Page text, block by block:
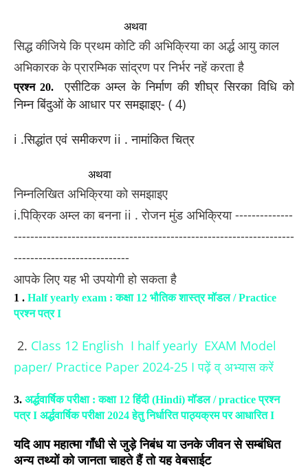
अथवा
सिद्ध कीजिये कि प्रथम कोटि की अभिक्रिया का अर्द्ध आयु काल
अभिकारक के प्रारम्भिक सांद्रण पर निर्भर नहें करता है
प्रश्न 20.
एसीटिक अम्ल के निर्माण की शीघ्र सिरका विधि को
निम्न बिंदुओं के आधार पर समझाइए- ( 4)
i .सिद्धांत एवं समीकरण ii . नामांकित चित्र
अथवा
निम्नलिखित अभिक्रिया को समझाइए
i.पिक्रिक अम्ल का बनना ii . रोजन मुंड अभिक्रिया--------------
--------------------------------------------------------------------
----------------------------
आपके लिए यह भी उपयोगी हो सकता है
1 . Half yearly exam : कक्षा 12 भौतिक शास्त्र मॉडल / Practice
प्रश्न पत्र I
2. Class 12 English  I half yearly  EXAM Model
paper/ Practice Paper 2024-25 I पढ़ें व् अभ्यास करें
3. अर्द्धवार्षिक परीक्षा : कक्षा 12 हिंदी (Hindi) मॉडल / practice प्रश्न
पत्र I अर्द्धवार्षिक परीक्षा 2024 हेतु निर्धारित पाठ्यक्रम पर आधारित I
यदि आप महात्मा गाँधी से जुड़े निबंध या उनके जीवन से सम्बंधित
अन्य तथ्यों को जानता चाहते हैं तो यह वेबसाईट